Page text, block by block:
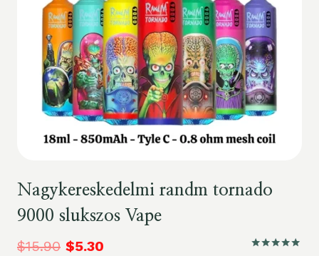
Nagykereskedelmi randm tornado
9000 slukszos Vape
$15.90 $5.30